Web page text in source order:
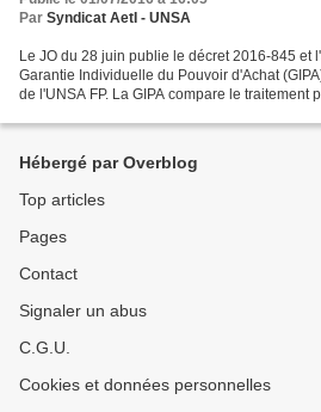
Par Syndicat AetI - UNSA
Le JO du 28 juin publie le décret 2016-845 et
Garantie Individuelle du Pouvoir d'Achat
de l'UNSA FP. La GIPA compare le traitement
Hébergé par Overblog
Top articles
Pages
Contact
Signaler un abus
C.G.U.
Cookies et données personnelles